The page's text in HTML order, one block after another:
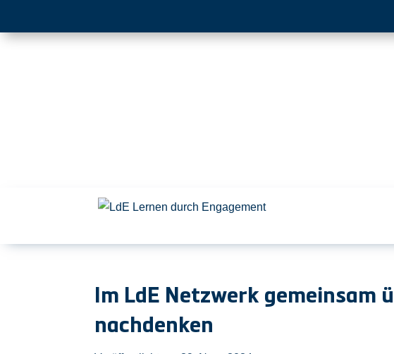
Im LdE Netzwerk gemeinsam
nachdenken